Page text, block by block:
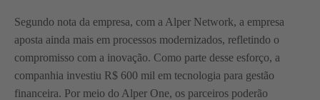
Segundo nota da empresa, com a Alper Network, a empresa
aposta ainda mais em processos modernizados, refletindo o
compromisso com a inovação. Como parte desse esforço, a
companhia investiu R$ 600 mil em tecnologia para gestão
financeira. Por meio do Alper One, os parceiros poderão